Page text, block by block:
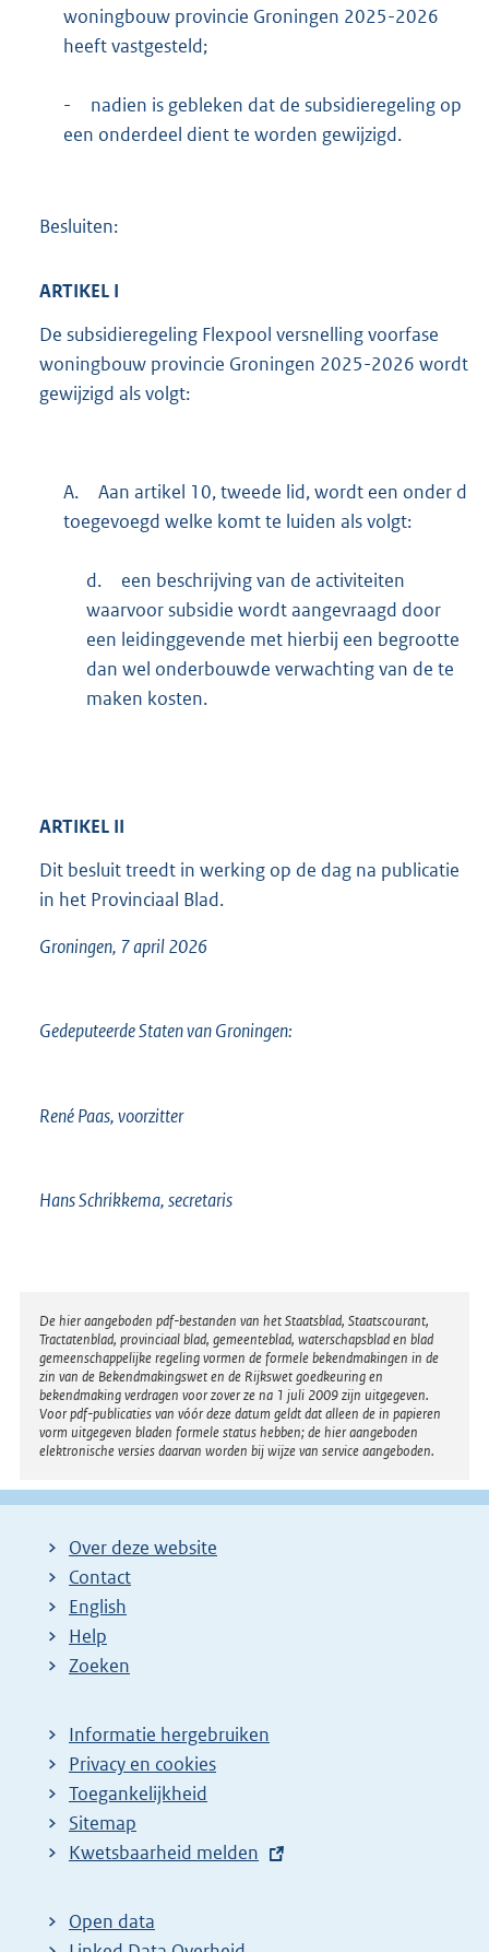
woningbouw provincie Groningen 2025-2026
heeft vastgesteld;
-
nadien is gebleken dat de subsidieregeling op
een onderdeel dient te worden gewijzigd.
Besluiten:
ARTIKEL I
De subsidieregeling Flexpool versnelling voorfase
woningbouw provincie Groningen 2025-2026 wordt
gewijzigd als volgt:
A.
Aan artikel 10, tweede lid, wordt een onder d
toegevoegd welke komt te luiden als volgt:
d.
een beschrijving van de activiteiten
waarvoor subsidie wordt aangevraagd door
een leidinggevende met hierbij een begrootte
dan wel onderbouwde verwachting van de te
maken kosten.
ARTIKEL II
Dit besluit treedt in werking op de dag na publicatie
in het Provinciaal Blad.
Groningen, 7 april 2026
Gedeputeerde Staten van Groningen:
René Paas, voorzitter
Hans Schrikkema, secretaris
Disclaimer
De hier aangeboden pdf-bestanden van het Staatsblad, Staatscourant,
Tractatenblad, provinciaal blad, gemeenteblad, waterschapsblad en blad
gemeenschappelijke regeling vormen de formele bekendmakingen in de
zin van de Bekendmakingswet en de Rijkswet goedkeuring en
bekendmaking verdragen voor zover ze na 1 juli 2009 zijn uitgegeven.
Voor pdf-publicaties van vóór deze datum geldt dat alleen de in papieren
vorm uitgegeven bladen formele status hebben; de hier aangeboden
elektronische versies daarvan worden bij wijze van service aangeboden.
Over deze website
Contact
English
Help
Zoeken
Informatie hergebruiken
Privacy en cookies
Toegankelijkheid
Sitemap
E
t
e
Kwetsbaarheid melden
Open data